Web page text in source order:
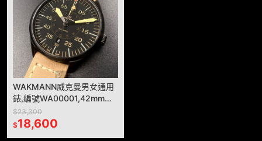
WAKMANN威克曼男女通用
錶,編號WA00001,42mm黑
錶殼,咖啡色錶帶款
$23,300
$18,600